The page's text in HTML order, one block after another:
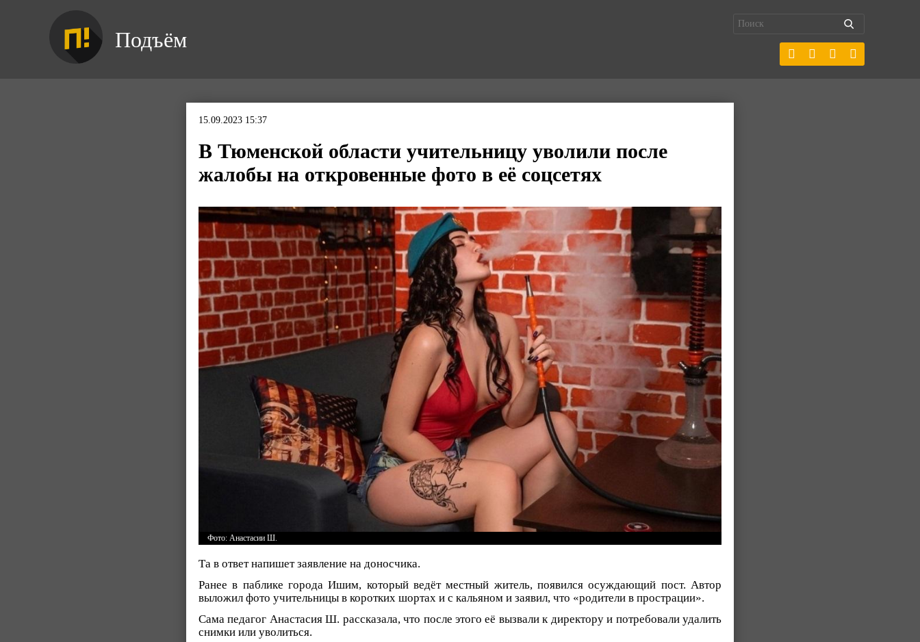
Подъём
15.09.2023 15:37
В Тюменской области учительницу уволили после
жалобы на откровенные фото в её соцсетях
Фото: Анастасии Ш.
Та в ответ напишет заявление на доносчика.
Ранее в паблике города Ишим, который ведёт местный житель, появился осуждающий пост. Автор
выложил фото учительницы в коротких шортах и с кальяном и заявил, что «родители в прострации».
Сама педагог Анастасия Ш. рассказала, что после этого её вызвали к директору и потребовали удалить
снимки или уволиться.